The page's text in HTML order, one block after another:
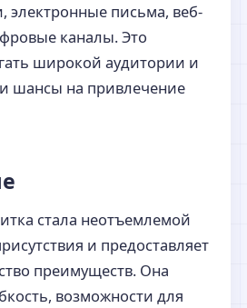
электронные письма, веб-
каналы. Это
широкой аудитории и
шансы на привлечение
стала неотъемлемой
и предоставляет
преимуществ. Она
возможности для